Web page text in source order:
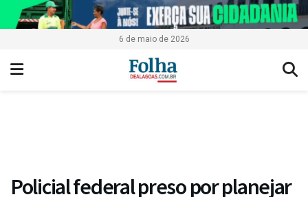
6 de maio de 2026
Policial federal preso por planejar